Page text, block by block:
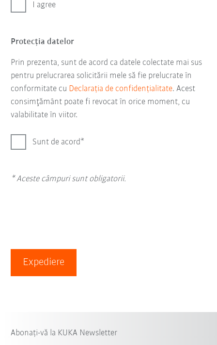
I agree
Protecţia datelor
Prin prezenta, sunt de acord ca datele colectate mai sus
pentru prelucrarea solicitării mele să fie prelucrate în
conformitate cu Declarația de confidențialitate. Acest
consimţământ poate fi revocat în orice moment, cu
valabilitate în viitor.
Sunt de acord
* Aceste câmpuri sunt obligatorii.
Expediere
Abonați-vă la KUKA Newsletter